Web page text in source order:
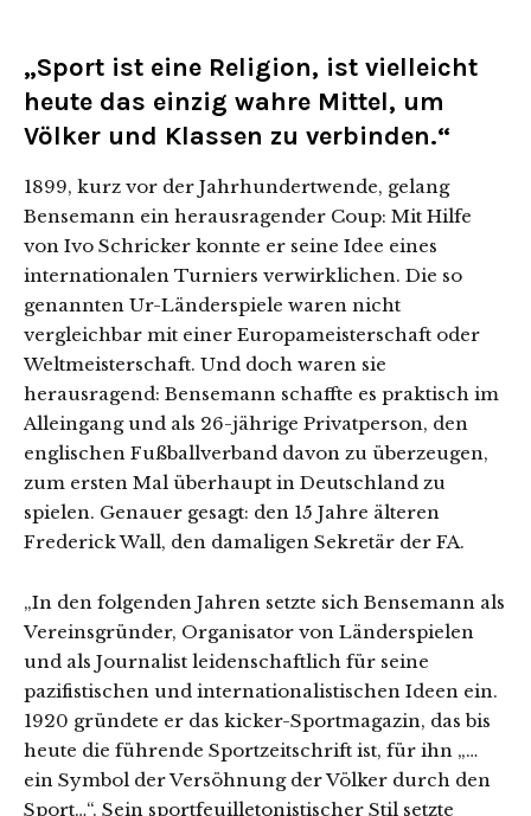
„Sport ist eine Religion, ist vielleicht
heute das einzig wahre Mittel, um
Völker und Klassen zu verbinden.“
1899, kurz vor der Jahrhundertwende, gelang
Bensemann ein herausragender Coup: Mit Hilfe
von Ivo Schricker konnte er seine Idee eines
internationalen Turniers verwirklichen. Die so
genannten Ur-Länderspiele waren nicht
vergleichbar mit einer Europameisterschaft oder
Weltmeisterschaft. Und doch waren sie
herausragend: Bensemann schaffte es praktisch im
Alleingang und als 26-jährige Privatperson, den
englischen Fußballverband davon zu überzeugen,
zum ersten Mal überhaupt in Deutschland zu
spielen. Genauer gesagt: den 15 Jahre älteren
Frederick Wall, den damaligen Sekretär der FA.
„In den folgenden Jahren setzte sich Bensemann als
Vereinsgründer, Organisator von Länderspielen
und als Journalist leidenschaftlich für seine
pazifistischen und internationalistischen Ideen ein.
1920 gründete er das kicker-Sportmagazin, das bis
heute die führende Sportzeitschrift ist, für ihn „…
ein Symbol der Versöhnung der Völker durch den
Sport…“. Sein sportfeuilletonistischer Stil setzte